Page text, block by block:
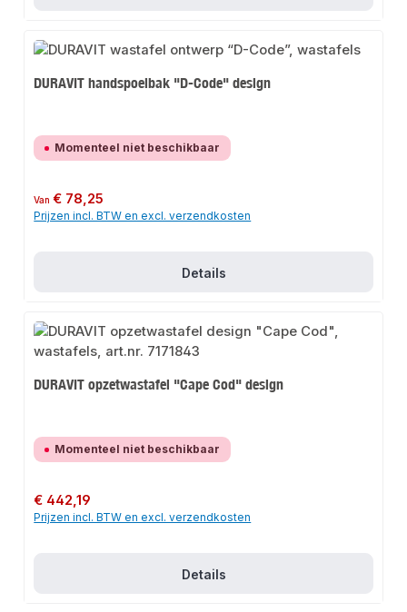
DURAVIT handspoelbak "D-Code" design
Momenteel niet beschikbaar
Normale prijs:
Van€ 78,25
Prijzen incl. BTW en excl. verzendkosten
Details
DURAVIT opzetwastafel "Cape Cod" design
Momenteel niet beschikbaar
Normale prijs:
€ 442,19
Prijzen incl. BTW en excl. verzendkosten
Details